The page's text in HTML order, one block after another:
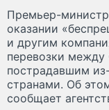
Премьер-
оказании
и другим
перевозки
пострадавшим
странами. Об
сообщает